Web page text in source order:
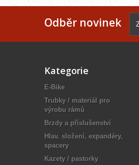
Odběr novinek
Kategorie
E-Bike
Trubky / materiál pro
výrobu rámů
Brzdy a příslušenství
Hlav. složení, expandéry,
spacery
Kazety / pastorky